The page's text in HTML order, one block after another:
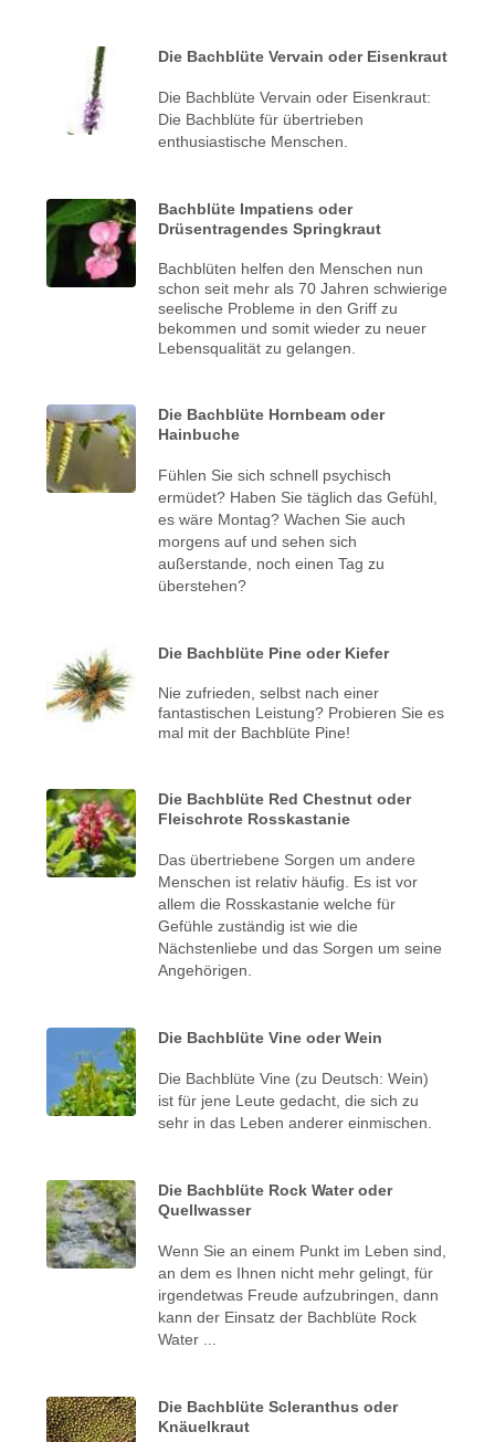
Die Bachblüte Vervain oder Eisenkraut
Die Bachblüte Vervain oder Eisenkraut:
Die Bachblüte für übertrieben
enthusiastische Menschen.
Bachblüte Impatiens oder
Drüsentragendes Springkraut
Bachblüten helfen den Menschen nun
schon seit mehr als 70 Jahren schwierige
seelische Probleme in den Griff zu
bekommen und somit wieder zu neuer
Lebensqualität zu gelangen.
Die Bachblüte Hornbeam oder
Hainbuche
Fühlen Sie sich schnell psychisch
ermüdet? Haben Sie täglich das Gefühl,
es wäre Montag? Wachen Sie auch
morgens auf und sehen sich
außerstande, noch einen Tag zu
überstehen?
Die Bachblüte Pine oder Kiefer
Nie zufrieden, selbst nach einer
fantastischen Leistung? Probieren Sie es
mal mit der Bachblüte Pine!
Die Bachblüte Red Chestnut oder
Fleischrote Rosskastanie
Das übertriebene Sorgen um andere
Menschen ist relativ häufig. Es ist vor
allem die Rosskastanie welche für
Gefühle zuständig ist wie die
Nächstenliebe und das Sorgen um seine
Angehörigen.
Die Bachblüte Vine oder Wein
Die Bachblüte Vine (zu Deutsch: Wein)
ist für jene Leute gedacht, die sich zu
sehr in das Leben anderer einmischen.
Die Bachblüte Rock Water oder
Quellwasser
Wenn Sie an einem Punkt im Leben sind,
an dem es Ihnen nicht mehr gelingt, für
irgendetwas Freude aufzubringen, dann
kann der Einsatz der Bachblüte Rock
Water ...
Die Bachblüte Scleranthus oder
Knäuelkraut